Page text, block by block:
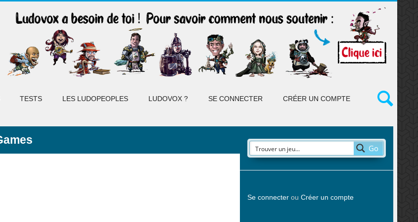
TESTS LES LUDOPEOPLES LUDOVOX ? SE CONNECTER CRÉER UN COMPTE
Go
Se connecterou Créer un compte